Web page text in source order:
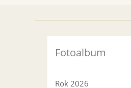
Fotoalbum
Rok 2026